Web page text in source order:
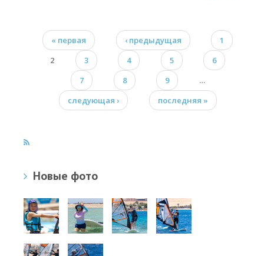
Страницы
« первая ‹ предыдущая
1
2
3 4 5
6
7
8 9
…
следующая ›
последняя »
Новые фото